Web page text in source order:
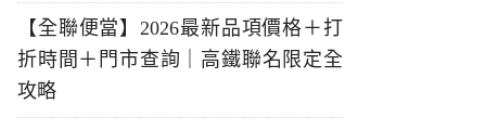
【全聯便當】2026最新品項價格＋打
折時間＋門市查詢｜高鐵聯名限定全
攻略